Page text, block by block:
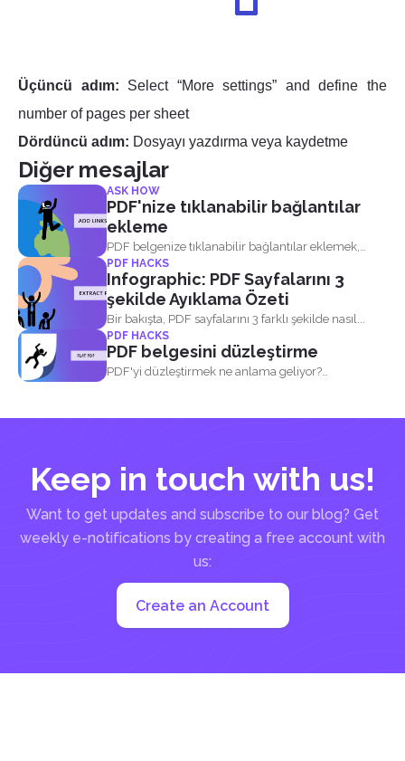
Üçüncü adım: Select “More settings” and define the
number of pages per sheet
Dördüncü adım: Dosyayı yazdırma veya kaydetme
Diğer mesajlar
ASK HOW
PDF'nize tıklanabilir bağlantılar
ekleme
PDF belgenize tıklanabilir bağlantılar eklemek,
okuyucuların...
PDF HACKS
Infographic: PDF Sayfalarını 3
şekilde Ayıklama Özeti
Bir bakışta, PDF sayfalarını 3 farklı şekilde nasıl...
PDF HACKS
PDF belgesini düzleştirme
PDF'yi düzleştirmek ne anlama geliyor?
Keep in touch with us!
Want to get updates and subscribe to our blog? Get
weekly e-notifications by creating a free account with
us:
Create an Account